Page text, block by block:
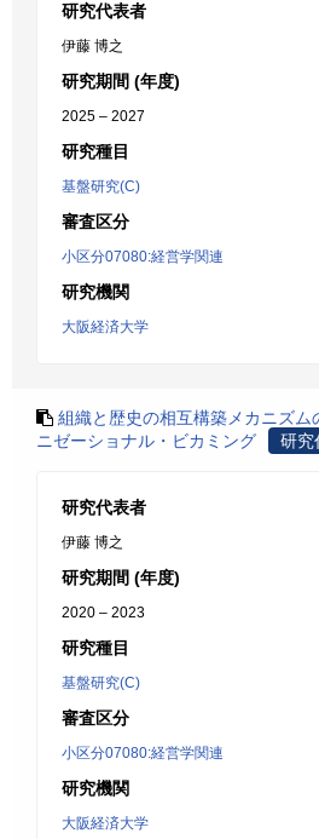
研究代表者
伊藤 博之
研究期間 (年度)
2025 – 2027
研究種目
基盤研究(C)
審査区分
小区分07080:経営学関連
研究機関
大阪経済大学
組織と歴史の相互構築メカニズ
ニゼーショナル・ビカミング
研究
研究代表者
伊藤 博之
研究期間 (年度)
2020 – 2023
研究種目
基盤研究(C)
審査区分
小区分07080:経営学関連
研究機関
大阪経済大学